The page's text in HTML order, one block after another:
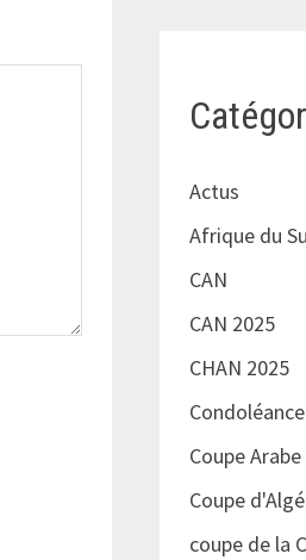
Actus
Afrique du
CAN
CAN 2025
CHAN 2025
Condoléance
Coupe Arabe
Coupe
coupe de la